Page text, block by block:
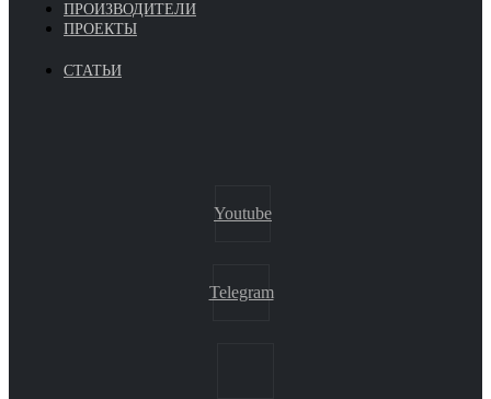
ПРОИЗВОДИТЕЛИ
ПРОЕКТЫ
СТАТЬИ
Youtube
Telegram